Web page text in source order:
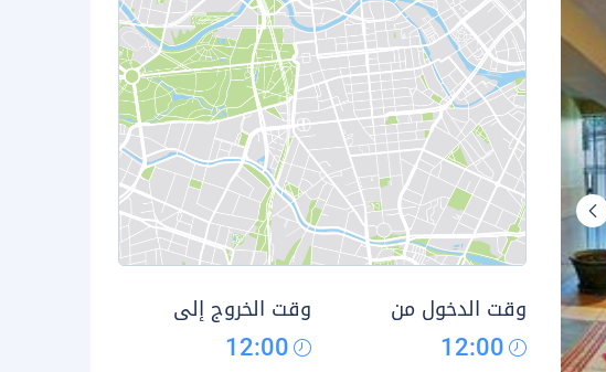
وقت الدخول من
12:00
وقت الخروج إلى
12:00